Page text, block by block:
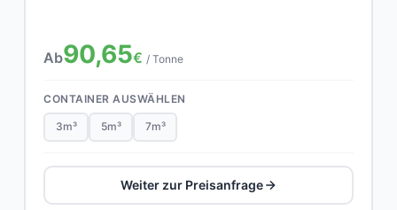
Ab90,65€ / Tonne
CONTAINER AUSWÄHLEN
3m³ 5m³ 7m³
Weiter zur Preisanfrage